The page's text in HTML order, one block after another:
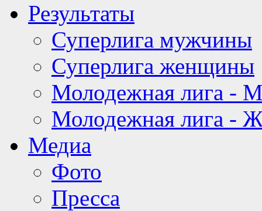
Результаты
Суперлига мужчины
Суперлига женщины
Молодежная лига -
Молодежная лига -
Медиа
Фото
Пресса